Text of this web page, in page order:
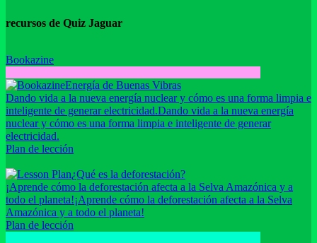
recursos de Quiz Jaguar
Bookazine
Energía de Buenas Vibras
Dando vida a la nueva energía nuclear y cómo es una forma limpia e
inteligente de generar electricidad.Dando vida a la nueva energía
nuclear y cómo es una forma limpia e inteligente de generar
electricidad.
Plan de lección
¿Qué es la deforestación?
¡Aprende cómo la deforestación afecta a la Selva Amazónica y a
todo el planeta!¡Aprende cómo la deforestación afecta a la Selva
Amazónica y a todo el planeta!
Plan de lección